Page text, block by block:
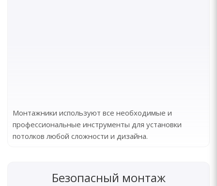
Монтажники используют все необходимые и
профессиональные инструменты для установки
потолков любой сложности и дизайна.
Безопасный монтаж